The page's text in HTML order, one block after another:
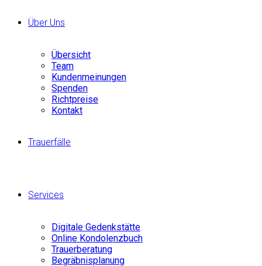
Über Uns
Übersicht
Team
Kundenmeinungen
Spenden
Richtpreise
Kontakt
Trauerfälle
Services
Digitale Gedenkstätte
Online Kondolenzbuch
Trauerberatung
Begräbnisplanung